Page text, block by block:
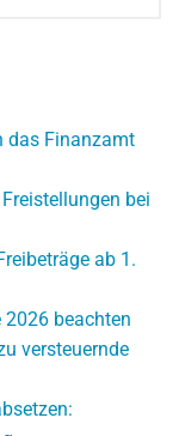
das Finanzamt
bei
ab 1.
2026 beachten
versteuernde